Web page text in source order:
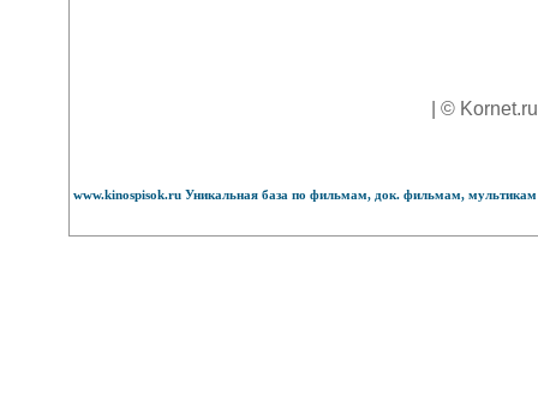
| ©
www.kinospisok.ru Уникальная база по фильмам, док. фильмам,